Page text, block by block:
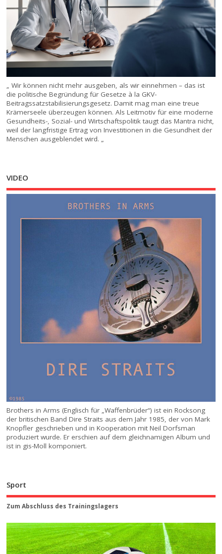
„ Wir können nicht mehr ausgeben, als wir einnehmen – das ist
die politische Begründung für Gesetze à la GKV-
Beitragssatzstabilisierungsgesetz. Damit mag man eine treue
Krämerseele überzeugen können. Als Leitmotiv für eine moderne
Gesundheits-, Sozial- und Wirtschaftspolitik taugt das Mantra nicht,
weil der langfristige Ertrag von Investitionen in die Gesundheit der
Menschen ausgeblendet wird. „
VIDEO
Brothers in Arms (Englisch für „Waffenbrüder“) ist ein Rocksong
der britischen Band Dire Straits aus dem Jahr 1985, der von Mark
Knopfler geschrieben und in Kooperation mit Neil Dorfsman
produziert wurde. Er erschien auf dem gleichnamigen Album und
ist in gis-Moll komponiert.
Sport
Zum Abschluss des Trainingslagers